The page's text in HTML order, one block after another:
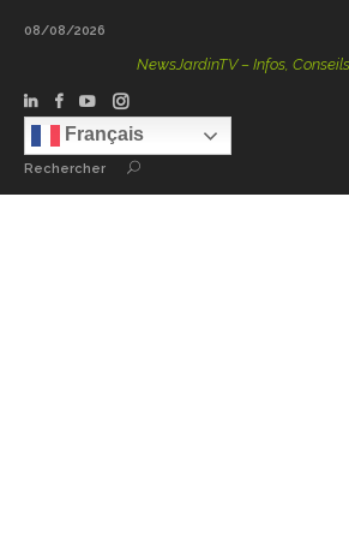
08/08/2026
NewsJardinTV – Infos, Conseils,
Français
Rechercher